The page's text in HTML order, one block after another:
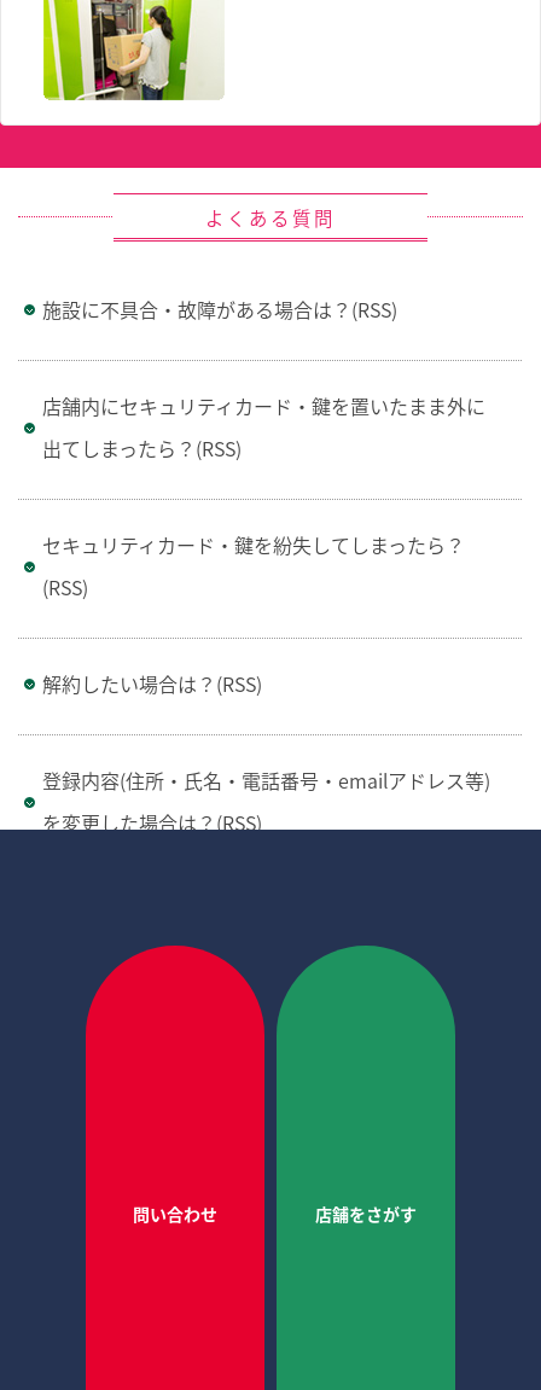
問い合わせ 店舗をさがす
よくある質問
施設に不具合・故障がある場合は？(RSS)
店舗内にセキュリティカード・鍵を置いたまま外に
出てしまったら？(RSS)
セキュリティカード・鍵を紛失してしまったら？
(RSS)
解約したい場合は？(RSS)
登録内容(住所・氏名・電話番号・emailアドレス等)
を変更した場合は？(RSS)
申込してから、どの位で利用できますか？(RSS)